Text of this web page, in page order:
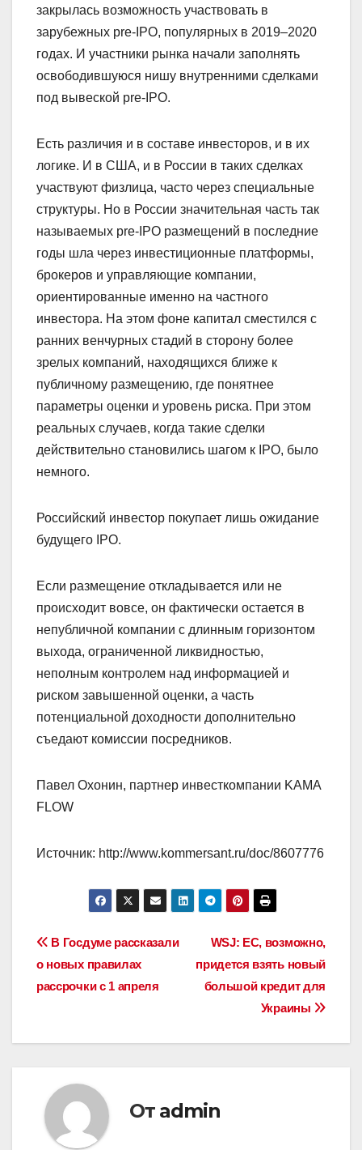
закрылась возможность участвовать в
зарубежных pre-IPO, популярных в 2019–2020
годах. И участники рынка начали заполнять
освободившуюся нишу внутренними сделками
под вывеской pre-IPO.
Есть различия и в составе инвесторов, и в их
логике. И в США, и в России в таких сделках
участвуют физлица, часто через специальные
структуры. Но в России значительная часть так
называемых pre-IPO размещений в последние
годы шла через инвестиционные платформы,
брокеров и управляющие компании,
ориентированные именно на частного
инвестора. На этом фоне капитал сместился с
ранних венчурных стадий в сторону более
зрелых компаний, находящихся ближе к
публичному размещению, где понятнее
параметры оценки и уровень риска. При этом
реальных случаев, когда такие сделки
действительно становились шагом к IPO, было
немного.
Российский инвестор покупает лишь ожидание
будущего IPO.
Если размещение откладывается или не
происходит вовсе, он фактически остается в
непубличной компании с длинным горизонтом
выхода, ограниченной ликвидностью,
неполным контролем над информацией и
риском завышенной оценки, а часть
потенциальной доходности дополнительно
съедают комиссии посредников.
Павел Охонин, партнер инвесткомпании KAMA
FLOW
Источник: http://www.kommersant.ru/doc/8607776
Навигация
по
WSJ: ЕС, возможно,
придется взять новый
большой кредит для
Украины
В Госдуме рассказали
о новых правилах
рассрочки с 1 апреля
От admin